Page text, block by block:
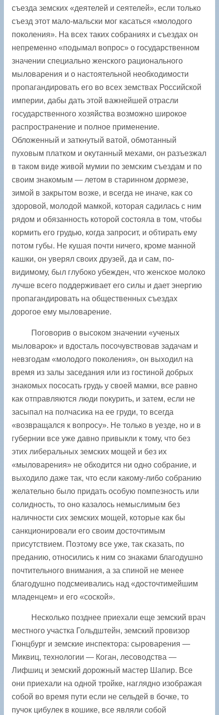
съезда земских «деятелей и сеятелей», если только
съезд этот мало-мальски мог касаться «молодого
поколения». На всех таких собраниях и съездах он
непременно «подымал вопрос» о государственном
значении специально женского рационального
мыловарения и о настоятельной необходимости
пропагандировать его во всех земствах Российской
империи, дабы дать этой ­важнейшей отрасли
государственного хозяйства возможно широкое
распространение и полное применение.
Обложенный и заткнутый ватой, обмотанный
пуховым платком и окутанный мехами, он разъезжал
в таком виде живой мумии по земским съездам и по
своим знакомым — летом в старинном дормезе,
зимой в закрытом возке, и всегда не иначе, как со
здоровой, молодой мамкой, которая садилась с ним
рядом и обязанность которой состояла в том, чтобы
кормить его грудью, когда запросит, и обтирать ему
потом губы. Не кушая почти ничего, кроме манной
кашки, он уверял своих друзей, да и сам, по-
видимому, был глубоко убежден, что женское молоко
лучше всего поддерживает его силы и дает энергию
пропагандировать на общественных съездах
дорогое ему мыловарение.
Поговорив о высоком значении «ученых
мыловарок» и вдосталь посочувствовав задачам и
невзгодам «молодого поколения», он выходил на
время из залы заседания или из гостиной добрых
знакомых пососать грудь у своей мамки, все равно
как отправляются люди покурить, и затем, если не
засыпал на полчасика на ее груди, то всегда
«возвращался к вопросу». Не только в уезде, но и в
губернии все уже давно привыкли к тому, что без
этих либеральных земских мощей и без их
«мыловарения» не обходится ни одно собрание, и
выходило даже так, что если какому-либо собранию
желательно было придать особую помпезность или
солидность, то оно казалось немыслимым без
наличности сих земских мощей, которые как бы
санкционировали его своим досточтимым
присутствием. Поэтому все уже, так сказать, по
преданию, относились к ним со знаками благодушно
почтительного внимания, а за спиной не менее
благодушно подсмеивались над «досточтимейшим
младенцем» и его «соской».
Несколько позднее приехали еще земский врач
местного участка Гольдштейн, земский провизор
Гюнцбург и земские инспектора: сыроварения —
Миквиц, технологии — Коган, лесоводства —
Лифшиц и земский дорожный мастер Шапир. Все
они приехали на одной тройке, наглядно изображая
собой во время пути если не сельдей в бочке, то
пучок цибулек в кошике, все являли собой